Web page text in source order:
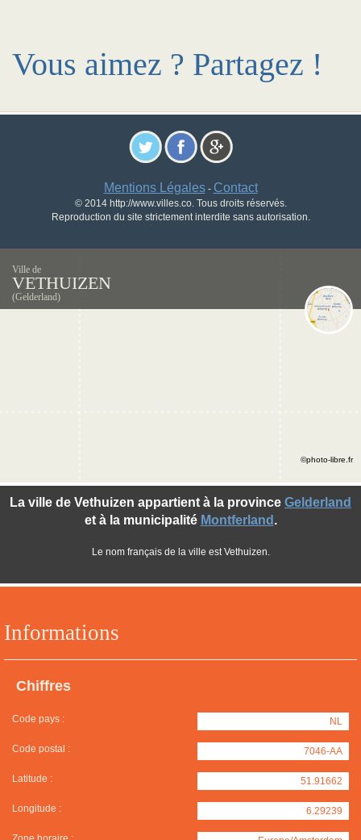
Vous aimez ? Partagez !
Mentions Légales- Contact
© 2014 http://www.villes.co. Tous droits réservés.
Reproduction du site strictement interdite sans autorisation.
Ville de
VETHUIZEN
(Gelderland)
Informations
Chiffres
Code pays : NL
Code postal : 7046-AA
Latitude : 51.91662
Longitude : 6.29239
La ville de Vethuizen appartient à la province Gelderland
et à la municipalité Montferland .
Le nom français de la ville est Vethuizen.
©photo-libre.fr